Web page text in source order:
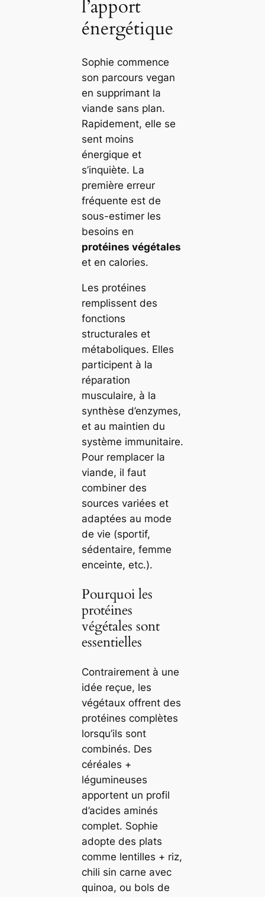
l’apport
énergétique
Sophie commence
son parcours vegan
en supprimant la
viande sans plan.
Rapidement, elle se
sent moins
énergique et
s’inquiète. La
première erreur
fréquente est de
sous-estimer les
besoins en
protéines végétales
et en calories.
Les protéines
remplissent des
fonctions
structurales et
métaboliques. Elles
participent à la
réparation
musculaire, à la
synthèse d’enzymes,
et au maintien du
système immunitaire.
Pour remplacer la
viande, il faut
combiner des
sources variées et
adaptées au mode
de vie (sportif,
sédentaire, femme
enceinte, etc.).
Pourquoi les
protéines
végétales sont
essentielles
Contrairement à une
idée reçue, les
végétaux offrent des
protéines complètes
lorsqu’ils sont
combinés. Des
céréales +
légumineuses
apportent un profil
d’acides aminés
complet. Sophie
adopte des plats
comme lentilles + riz,
chili sin carne avec
quinoa, ou bols de